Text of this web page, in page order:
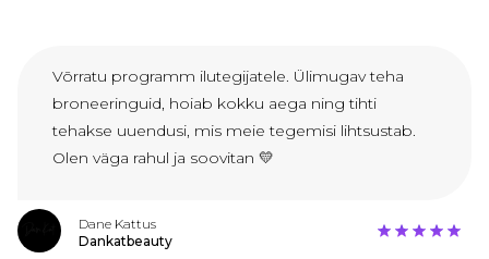
Võrratu programm ilutegijatele. Ülimugav teha
broneeringuid, hoiab kokku aega ning tihti
tehakse uuendusi, mis meie tegemisi lihtsustab.
Olen väga rahul ja soovitan 💛
Dane Kattus
Dankatbeauty